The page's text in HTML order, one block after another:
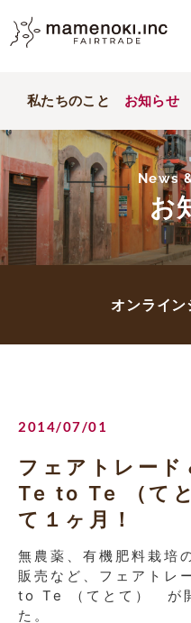
私たちのこと お知らせ
News
お
オンライ
2014/07/01
フェアトレード
Te to Te （て
て１ヶ月！
無農薬、有機肥料栽培
販売など、フェアトレ
to Te （てとて） が
た。